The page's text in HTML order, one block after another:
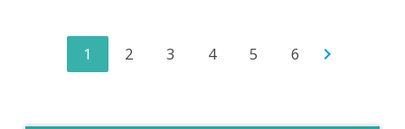
1 2 3 4 5 6 chevron_right